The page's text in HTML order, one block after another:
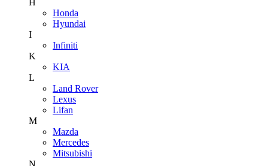
H
Honda
Hyundai
I
Infiniti
K
KIA
L
Land Rover
Lexus
Lifan
M
Mazda
Mercedes
Mitsubishi
N